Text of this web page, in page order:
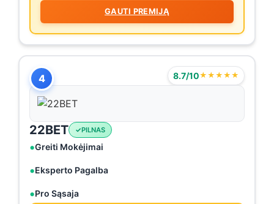
GAUTI PREMIJĄ
4 8.7/10★★★★★
22BET PILNAS
Greiti Mokėjimai
Eksperto Pagalba
Pro Sąsaja